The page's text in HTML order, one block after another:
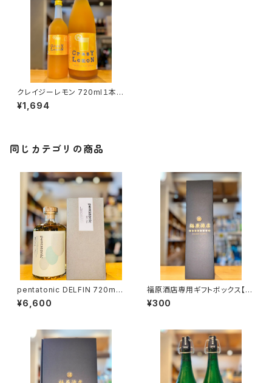
クレイジーレモン 720ml１本
（山の壽酒造・福岡県久留米市
北野町）
¥1,694
同じカテゴリの商品
pentatonic DELFIN 720ml１
本（柳田酒造・宮崎県都城市早
鈴町）
¥6,600
福原酒店専用ギフトボックス【7
20ml１本入】
¥300